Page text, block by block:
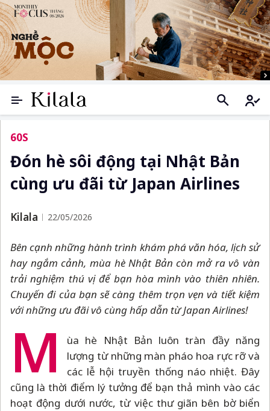
60S
Đón hè sôi động tại Nhật Bản
cùng ưu đãi từ Japan Airlines
Kilala 22/05/2026
Bên cạnh những hành trình khám phá văn hóa, lịch sử
hay ngắm cảnh, mùa hè Nhật Bản còn mở ra vô vàn
trải nghiệm thú vị để bạn hòa mình vào thiên nhiên.
Chuyến đi của bạn sẽ càng thêm trọn vẹn và tiết kiệm
với những ưu đãi vô cùng hấp dẫn từ Japan Airlines!
M
ùa hè Nhật Bản luôn tràn đầy năng
lượng từ những màn pháo hoa rực rỡ và
các lễ hội truyền thống náo nhiệt. Đây
cũng là thời điểm lý tưởng để bạn thả mình vào các
hoạt động dưới nước, từ việc thư giãn bên bờ biển